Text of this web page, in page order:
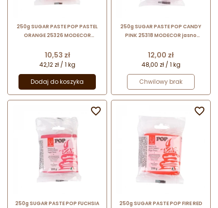
250g SUGAR PASTE POP PASTEL
ORANGE 25326 MODECOR
bezglutenowa
Cena
10,53 zł
42,12 zł / 1 kg
Dodaj do koszyka
250g SUGAR PASTE POP CANDY
PINK 25318 MODECOR jasno
bezglutenowa
Cena
12,00 zł
48,00 zł / 1 kg
Chwilowy brak
250g SUGAR PASTE POP FUCHSIA

250g SUGAR PASTE POP FIRE RED
